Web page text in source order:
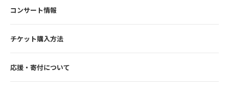
コンサート情報
チケット購入方法
応援・寄付について